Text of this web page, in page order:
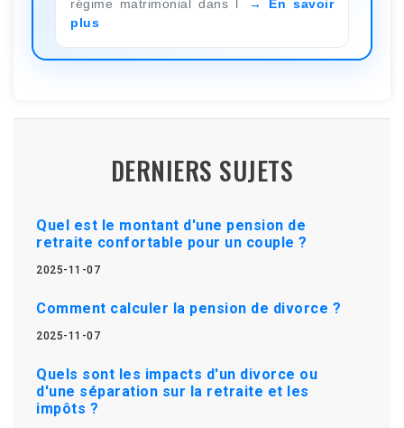
régime matrimonial dans l
En savoir
plus
DERNIERS SUJETS
Quel est le montant d'une pension de
retraite confortable pour un couple ?
2025-11-07
Comment calculer la pension de divorce ?
2025-11-07
Quels sont les impacts d'un divorce ou
d'une séparation sur la retraite et les
impôts ?